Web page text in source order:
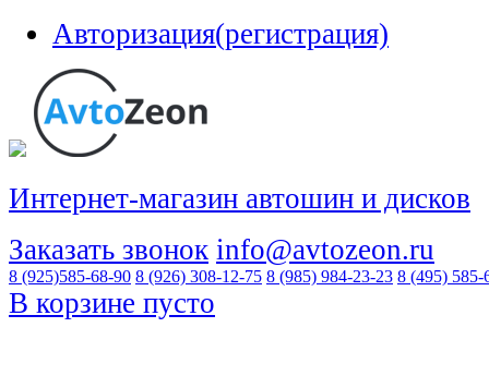
Авторизация(регистрация)
Интернет-магазин автошин и дисков
Заказать звонок info@avtozeon.ru
8 (925)585-68-90 8 (926) 308-12-75 8 (985) 984-23-23 8 (495) 585-
В корзине пусто